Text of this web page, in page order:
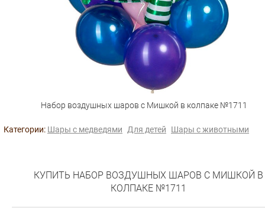
Набор воздушных шаров с Мишкой в колпаке №1711
Категории: Шары с медведями Для детей Шары с животными
КУПИТЬ НАБОР ВОЗДУШНЫХ ШАРОВ С МИШКОЙ В
КОЛПАКЕ №1711